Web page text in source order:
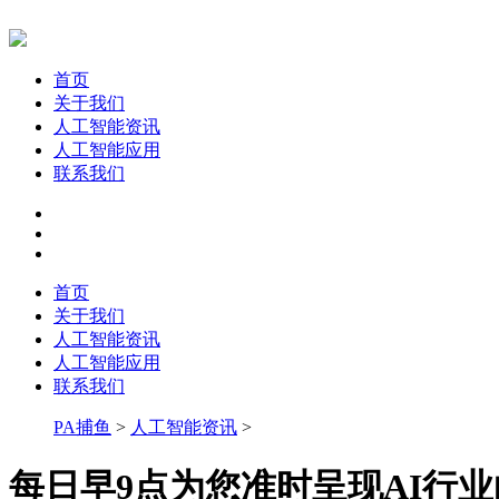
首页
关于我们
人工智能资讯
人工智能应用
联系我们
首页
关于我们
人工智能资讯
人工智能应用
联系我们
PA捕鱼 > 人工智能资讯 >
每日早9点为您准时呈现AI行